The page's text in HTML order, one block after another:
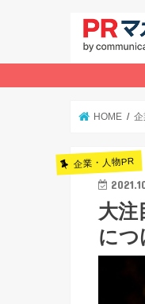
HOME 企
企業・人物PR
大注
につ